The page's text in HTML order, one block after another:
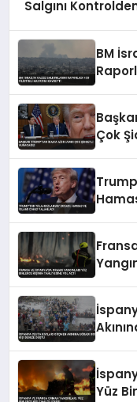
Salgını
BM
Çok
Yüz